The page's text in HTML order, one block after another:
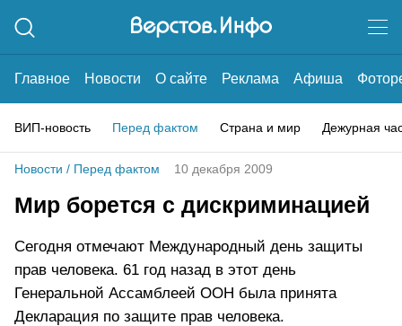
Главное Новости О сайте Реклама Афиша
ВИП-новость Перед фактом Страна и мир Дежурная
Новости / Перед фактом 10 декабря 2009
Мир борется с дискриминацией
Сегодня отмечают Международный день защиты
прав человека. 61 год назад в этот день
Генеральной Ассамблеей ООН была принята
Декларация по защите прав человека.